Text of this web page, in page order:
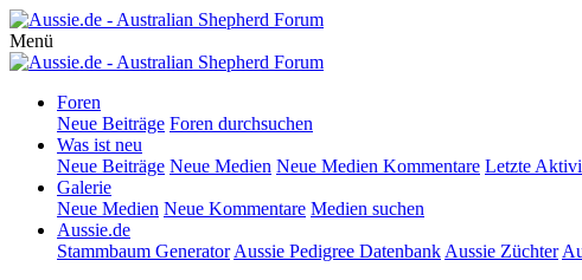
Menü
Foren
Neue Beiträge Foren durchsuchen
Was ist neu
Neue Beiträge Neue Medien Neue Medien Kommentare Letzte
Galerie
Neue Medien Neue Kommentare Medien suchen
Aussie.de
Stammbaum Generator Aussie Pedigree Datenbank Aussie Züchter